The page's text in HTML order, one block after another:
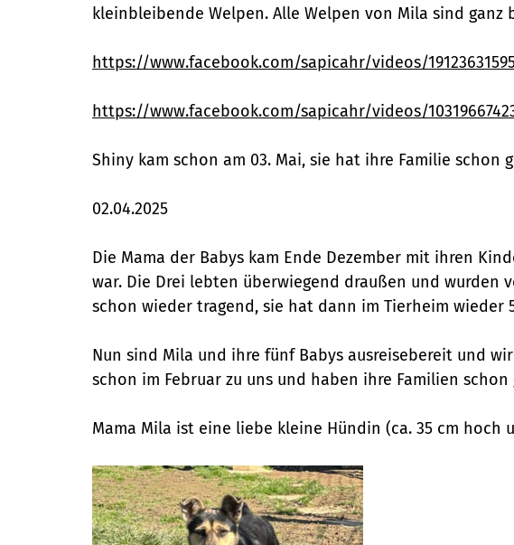
kleinbleibende Welpen. Alle Welpen von Mila sind
https://www.facebook.com/sapicahr/videos/
https://www.facebook.com/sapicahr/videos/
Shiny kam schon am 03. Mai, sie hat ihre Familie schon
02.04.2025
Die Mama der Babys kam Ende Dezember mit ihren
war. Die Drei lebten überwiegend draußen und wurden
schon wieder tragend, sie hat dann im Tierheim wieder
Nun sind Mila und ihre fünf Babys ausreisebereit und
schon im Februar zu uns und haben ihre Familien schon
Mama Mila ist eine liebe kleine Hündin (ca. 35 cm hoch